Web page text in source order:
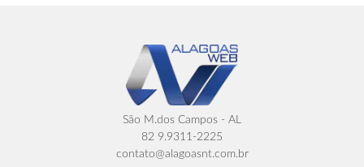
São M.dos Campos - AL
82 9.9311-2225
contato@alagoasnt.com.br